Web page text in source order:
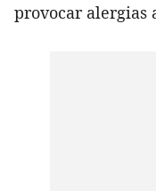
provocar alergias